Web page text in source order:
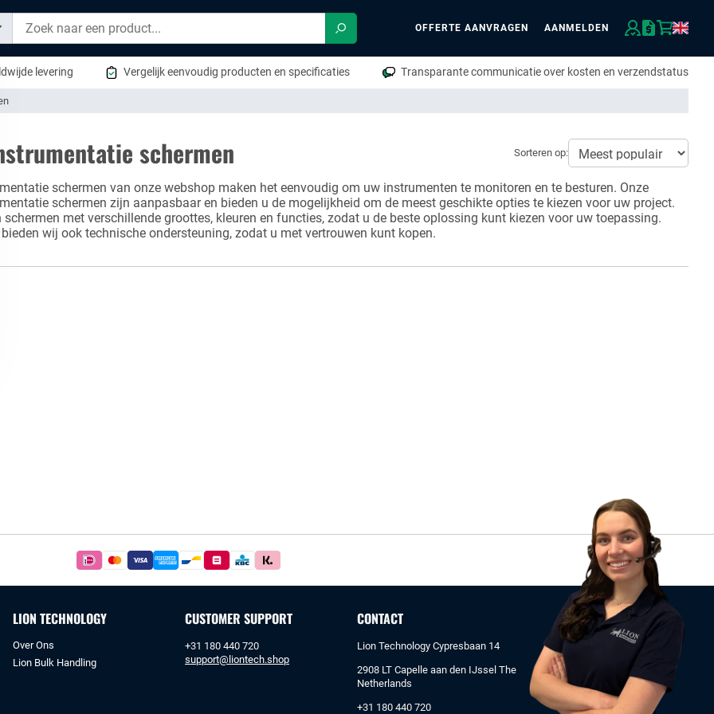
OFFERTE AANVRAGEN AANMELDEN
levering Vergelijk eenvoudig producten en specificaties Transparante communicatie over kosten en verzendstatus
Sorteren op:
schermen
schermen van onze webshop maken het eenvoudig om uw instrumenten te monitoren en te besturen. Onze
schermen zijn aanpasbaar en bieden u de mogelijkheid om de meest geschikte opties te kiezen voor uw project.
schermen met verschillende groottes, kleuren en functies, zodat u de beste oplossing kunt kiezen voor uw toepassing.
bieden wij ook technische ondersteuning, zodat u met vertrouwen kunt kopen.
Betaal
simpel
veilig
met
iDeal
of
LION TECHNOLOGY
Over Ons
Lion Bulk Handling
CUSTOMER SUPPORT
+31 180 440 720
support@liontech.shop
CONTACT
Lion Technology Cypresbaan 14
2908 LT Capelle aan den IJssel The
Netherlands
+31 180 440 720